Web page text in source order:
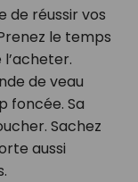
de réussir vos
le temps
de veau
foncée. Sa
Sachez
aussi